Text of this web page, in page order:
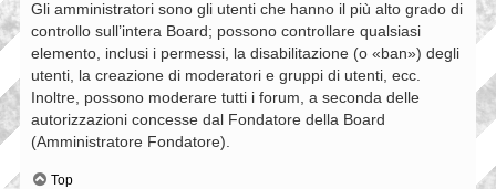
Gli amministratori sono gli utenti che hanno il più alto grado di
controllo sull’intera Board; possono controllare qualsiasi
elemento, inclusi i permessi, la disabilitazione (o «ban») degli
utenti, la creazione di moderatori e gruppi di utenti, ecc.
Inoltre, possono moderare tutti i forum, a seconda delle
autorizzazioni concesse dal Fondatore della Board
(Amministratore Fondatore).
Top